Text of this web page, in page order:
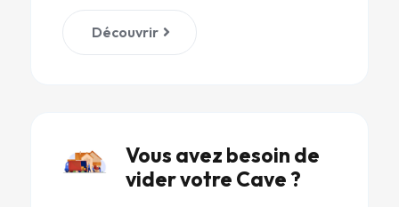
Découvrir
Vous avez besoin de
vider votre Cave ?